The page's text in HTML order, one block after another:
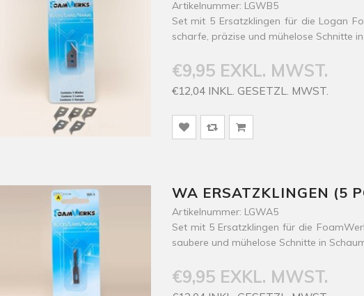
Artikelnummer: LGWB5
Set mit 5 Ersatzklingen für die Logan
scharfe, präzise und mühelose Schnitte
€9,95 EXKL. MWST.
€12,04 INKL. GESETZL. MWST.
WA ERSATZKLINGEN (5
Artikelnummer: LGWA5
Set mit 5 Ersatzklingen für die
saubere und mühelose Schnitte in
€9,95 EXKL. MWST.